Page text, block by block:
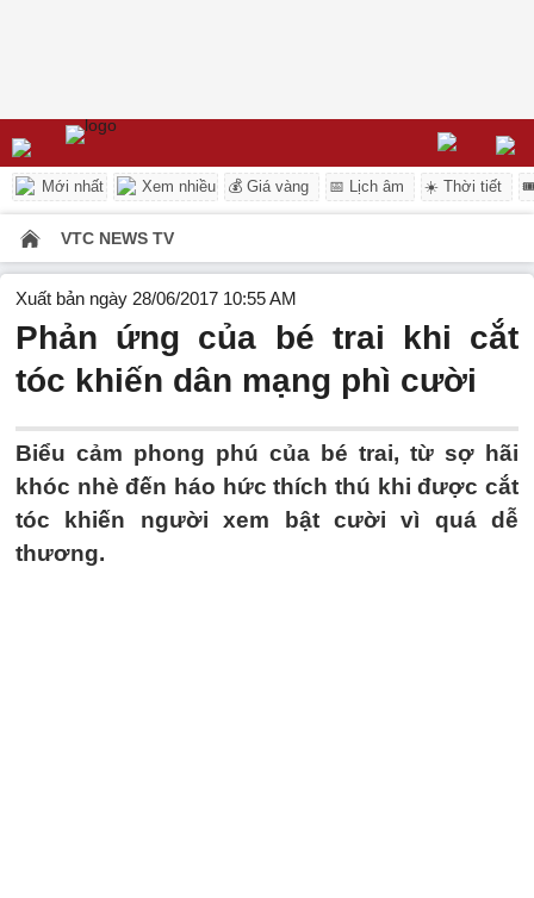
Mới nhất Xem nhiều 💰 Giá vàng 📅 Lịch âm ☀️ Thời tiết
VTC NEWS TV
Xuất bản ngày 28/06/2017 10:55 AM
Phản ứng của bé trai khi cắt
tóc khiến dân mạng phì cười
Biểu cảm phong phú của bé trai, từ sợ hãi
khóc nhè đến háo hức thích thú khi được cắt
tóc khiến người xem bật cười vì quá dễ
thương.